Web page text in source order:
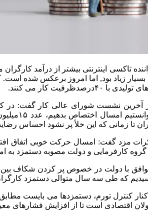
زیاد بود, اما امروز برعکس شده است.
کار می کنند.
تا زمانی که این خلأ پر نشود احساس
مزد گفت: امسال حرکت خوبی اتفاق
کارفرمایی و دولت مصوبه دستمزد به
توافق با دولت در خصوص پر کردن
که طی سه سال متوالی دستمزد
کنار کنترل تورم، دستمزدها می بایست
اقتصادی است تا از افزایش فشارهای